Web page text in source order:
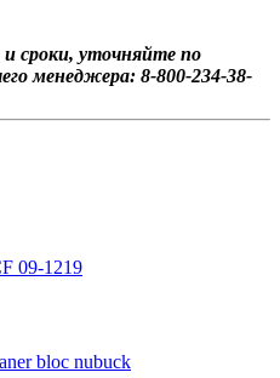
сроки, уточняйте по
менеджера: 8-800-234-38-
09-1219
bloc nubuck